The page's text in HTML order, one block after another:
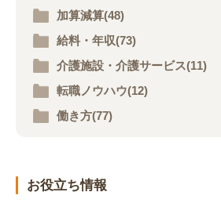
加算減算(48)
給料・年収(73)
介護施設・介護サービス(11)
転職ノウハウ(12)
働き方(77)
お役立ち情報